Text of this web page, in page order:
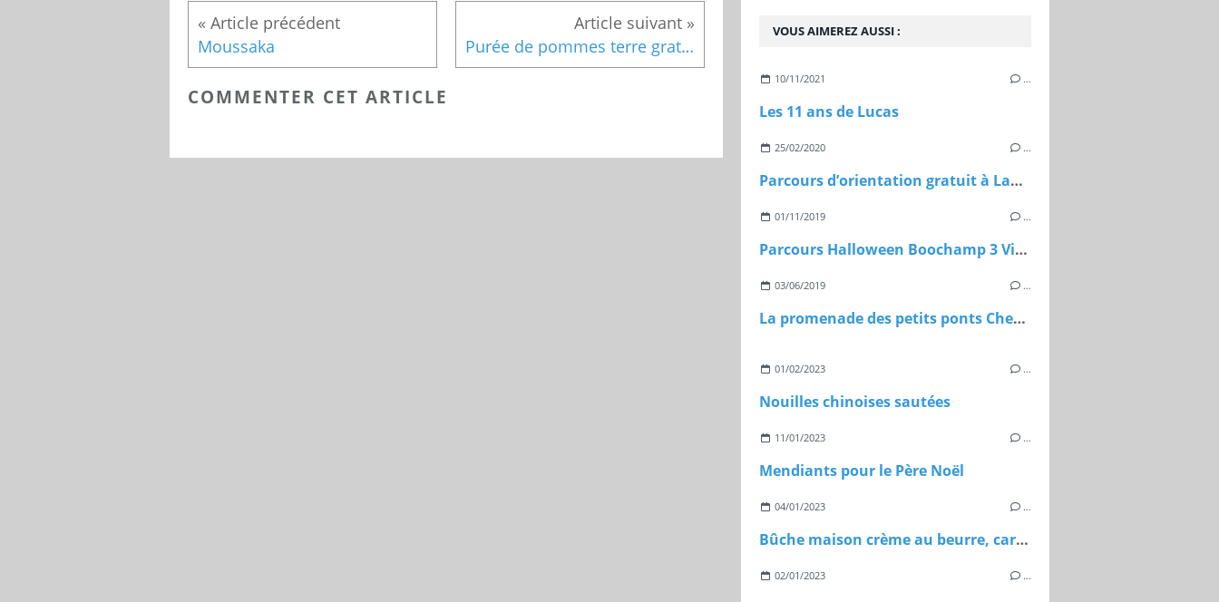
Moussaka Purée de pommes terre gratinée
COMMENTER CET ARTICLE
VOUS AIMEREZ AUSSI :
10/11/2021 …
Les 11 ans de Lucas
25/02/2020 …
Parcours d’orientation gratuit à Lamorlaye (Oise)
01/11/2019 …
Parcours Halloween Boochamp 3 Vibre
03/06/2019 …
La promenade des petits ponts Chevreuse (77)
01/02/2023 …
Nouilles chinoises sautées
11/01/2023 …
Mendiants pour le Père Noël
04/01/2023 …
Bûche maison crème au beurre, caramel au beurre salé, feuillantine et génoise
02/01/2023 …